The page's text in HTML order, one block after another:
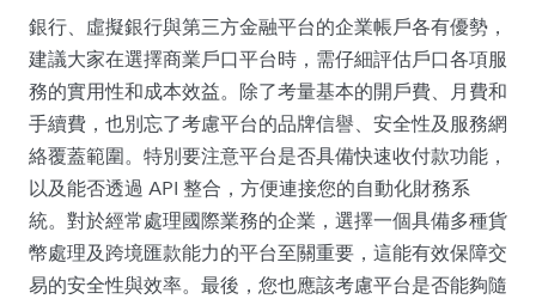
銀行、虛擬銀行與第三方金融平台的企業帳戶各有優勢，
建議大家在選擇商業戶口平台時，需仔細評估戶口各項服
務的實用性和成本效益。除了考量基本的開戶費、月費和
手續費，也別忘了考慮平台的品牌信譽、安全性及服務網
絡覆蓋範圍。特別要注意平台是否具備快速收付款功能，
以及能否透過 API 整合，方便連接您的自動化財務系
統。對於經常處理國際業務的企業，選擇一個具備多種貨
幣處理及跨境匯款能力的平台至關重要，這能有效保障交
易的安全性與效率。最後，您也應該考慮平台是否能夠隨